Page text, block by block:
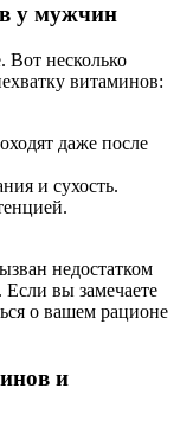
у мужчин
Вот несколько
витаминов:
даже после
и сухость.
недостатком
вы замечаете
о вашем рационе
и